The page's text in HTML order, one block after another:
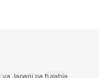
Japani na furahia